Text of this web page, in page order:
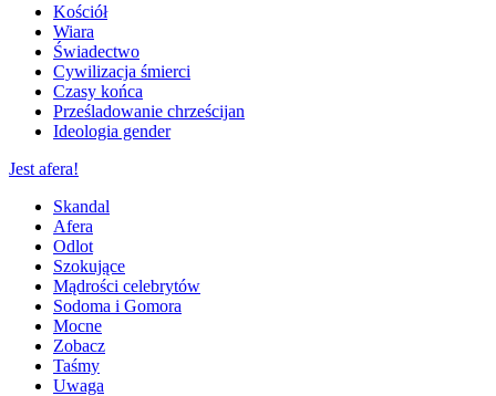
Kościół
Wiara
Świadectwo
Cywilizacja śmierci
Czasy końca
Prześladowanie chrześcijan
Ideologia gender
Jest afera!
Skandal
Afera
Odlot
Szokujące
Mądrości celebrytów
Sodoma i Gomora
Mocne
Zobacz
Taśmy
Uwaga